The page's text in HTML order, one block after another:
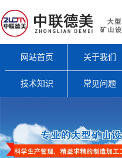
网站首页 关于我们
技术知识 常见问题